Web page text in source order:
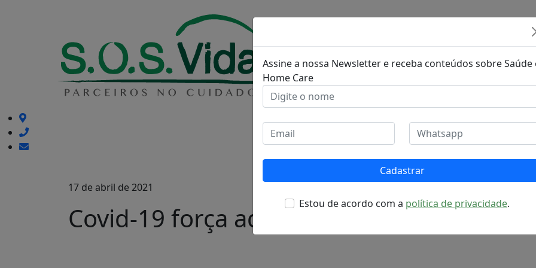
17 de abril de 2021
Covid-19 força adaptações nas
Assine a nossa Newsletter e receba conteúdos sobre Saúde
Home Care
Cadastrar
Estou de acordo com a política de privacidade.